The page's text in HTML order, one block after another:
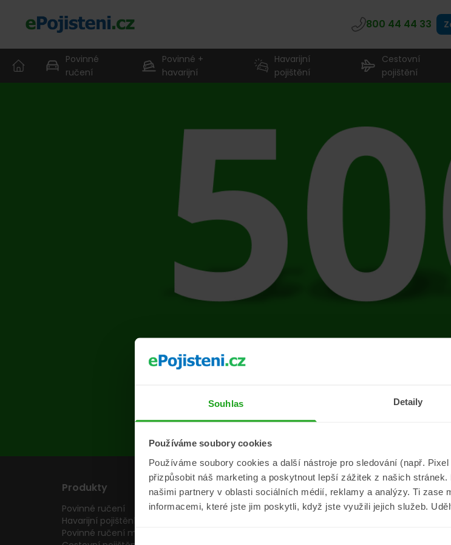
Souhlas Detaily
Používáme soubory cookies
Používáme soubory cookies a další nástroje pro sledování (např.
přizpůsobit náš marketing a poskytnout lepší zážitek z našich
našimi partnery v oblasti sociálních médií, reklamy a analýzy. Ti zase
informacemi, které jste jim poskytli, když jste využili jejich služeb.
800 44 44 33
Povinné
ručení
Povinné +
havarijní
Havarijní
pojištění
Cestovní
pojištění
Na stránce se
Přejít na úvodní
Produkty
Povinné ručení
Havarijní pojištění
Povinné ručení motocyklu
Pojišťovny
Pojišťovny
Informace
Aktuality